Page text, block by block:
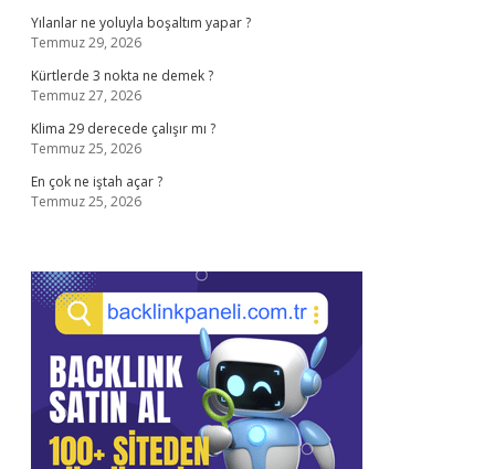
Yılanlar ne yoluyla boşaltım yapar ?
Temmuz 29, 2026
Kürtlerde 3 nokta ne demek ?
Temmuz 27, 2026
Klima 29 derecede çalışır mı ?
Temmuz 25, 2026
En çok ne iştah açar ?
Temmuz 25, 2026